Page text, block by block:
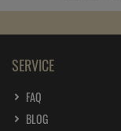
SERVICE
FAQ
BLOG